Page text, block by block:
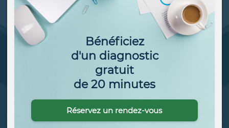
Bénéficiez
d'un diagnostic
gratuit
de 20 minutes
Réservez un rendez-vous